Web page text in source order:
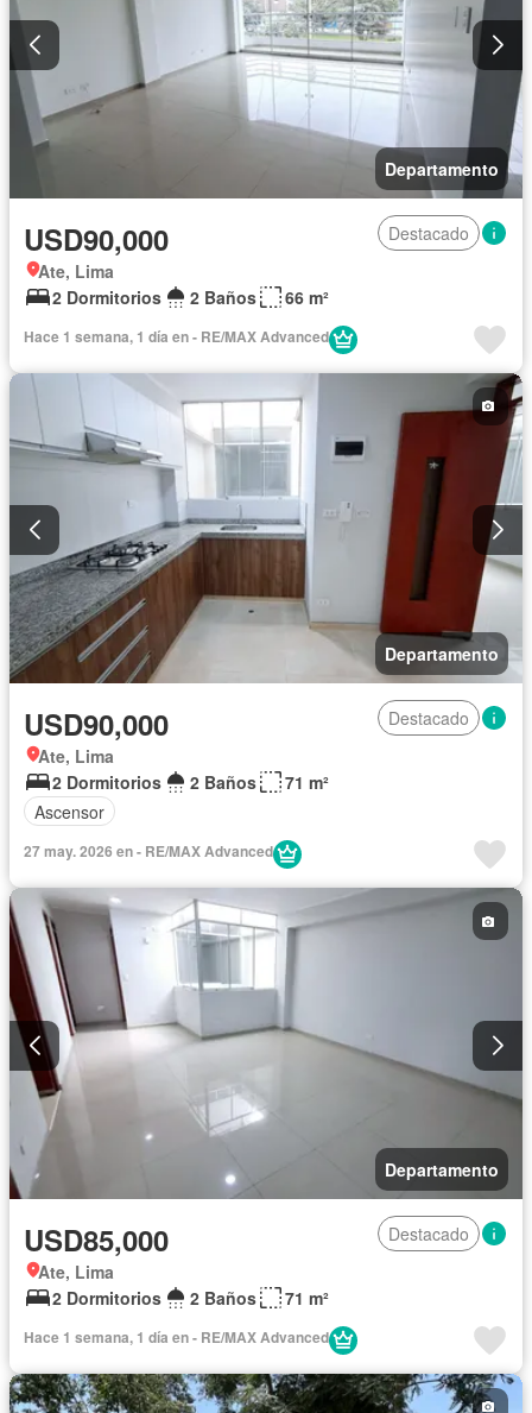
Departamento
USD90,000
Destacado
Ate, Lima
2 Dormitorios
2 Baños 66 m²
Hace 1 semana, 1 día en - RE/MAX Advanced
Departamento
USD90,000
Destacado
Ate, Lima
2 Dormitorios
2 Baños
71 m²
Ascensor
27 may. 2026 en - RE/MAX Advanced
Departamento
USD85,000
Destacado
Ate, Lima
2 Dormitorios
2 Baños 71 m²
Hace 1 semana, 1 día en - RE/MAX Advanced